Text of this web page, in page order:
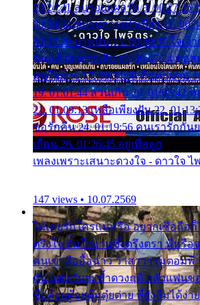
00:24:21 ลบรอยแผลรัก 9.
00:30:54 ขบวนการเปาเปียว 11.
00:37:20 ปาหนัน 13. 00:40:37 ใจเจ้
ฉันแล้วจงตายเสีย 15. 00:47:24 ขอสู
คนใจมาร 17. 00:54:50 คืนทรมาน
19. 01:01:44 ส่วนเกิน 20.
21. 01:09:13 เหลือเพียงฝัน 22.
ขอรักคืน 24. 01:19:56 คนเรารักกัน
เถื่อน 26. 01:26:45 อยู่เพื่อลูก
เพลงเพราะเสนาะดวงใจ - ดาวใจ ไ
147 views • 10.07.2569
ไม่เคยรักใครแน่หรือ อยากเชื่อถือ
ตรึงใจ ติ๋มใช่งามซึ้งตรึงตรา พี่หรื
คนเขาลืออื้อฉาว ว่าสาวๆรุมตอมพี่
กัน แต่หวั่นจะช้ำดวงฤดี กลัวแฟน
ชื่อต๋อยต้อยตุ้มตุ๋ยต่าย พี่ยังลืมได้ง่า